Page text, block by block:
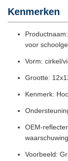
Kenmerken
voor
Vorm: cirkel/
Grootte:
Kenmerk:
OEM-
Voorbeeld: